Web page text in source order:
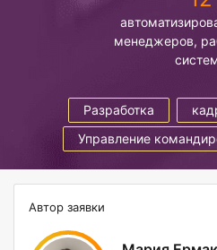
менеджеров,
Разработка
Управление
Автор заявки